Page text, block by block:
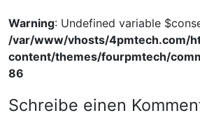
Warning: Undefined variable
/var/www/vhosts/4pmtech.com/
content/themes/fourpmtech/
86
Schreibe einen